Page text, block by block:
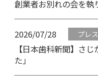
創業者お別れの会を執
2026/07/28 プレ
【日本歯科新聞】さ
た」